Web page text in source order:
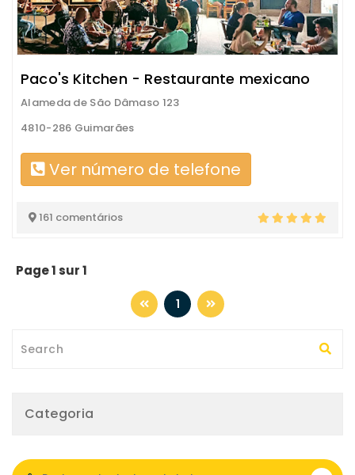
Paco's Kitchen - Restaurante mexicano
Alameda de São Dâmaso 123
4810-286 Guimarães
Ver número de telefone
161 comentários
Page 1 sur 1
1
Categoria